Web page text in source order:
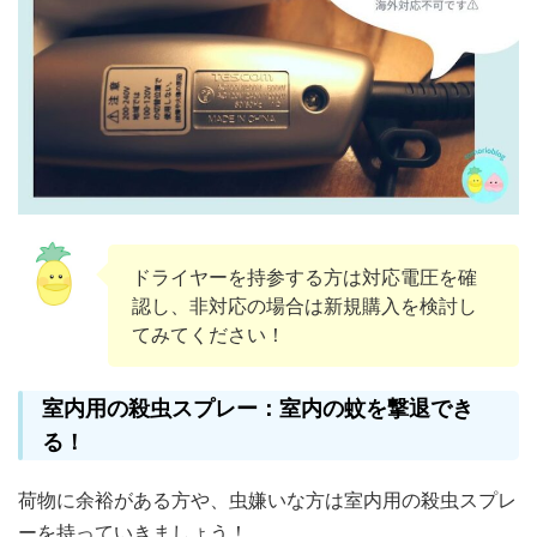
ドライヤーを持参する方は対応電圧を確
認し、非対応の場合は新規購入を検討し
てみてください！
室内用の殺虫スプレー：室内の蚊を撃退でき
る！
荷物に余裕がある方や、虫嫌いな方は室内用の殺虫スプレ
ーを持っていきましょう！